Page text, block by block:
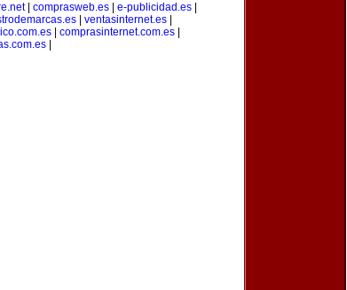
| comprasweb.es e-publicidad.es
ventasinternet.es
| comprasinternet.com.es|